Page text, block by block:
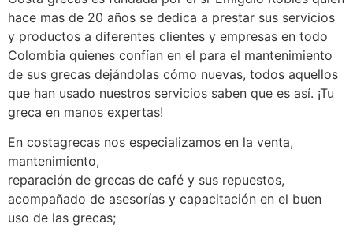
hace mas de 20 años se dedica a prestar sus servicios
y productos a diferentes clientes y empresas en todo
Colombia quienes confían en el para el mantenimiento
de sus grecas dejándolas cómo nuevas, todos aquellos
que han usado nuestros servicios saben que es así. ¡Tu
greca en manos expertas!
En costagrecas nos especializamos en la venta,
mantenimiento,
reparación de grecas de café y sus repuestos,
acompañado de asesorías y capacitación en el buen
uso de las grecas;